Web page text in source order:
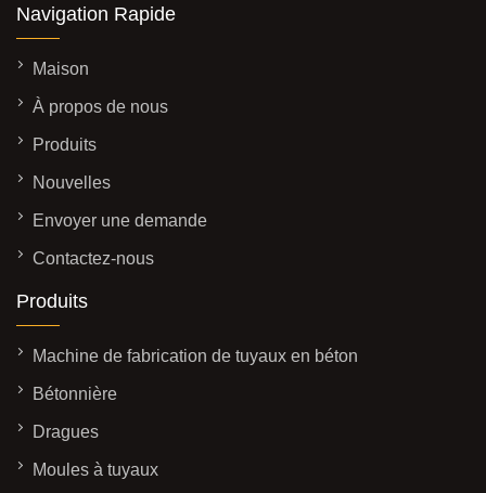
Navigation Rapide
Maison
À propos de nous
Produits
Nouvelles
Envoyer une demande
Contactez-nous
Produits
Machine de fabrication de tuyaux en béton
Bétonnière
Dragues
Moules à tuyaux